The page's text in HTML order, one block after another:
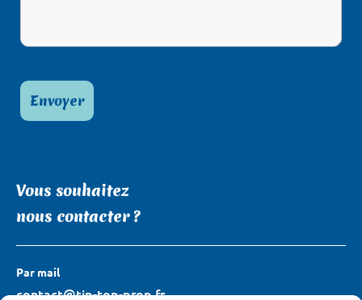
Vous souhaitez
nous contacter ?
Par mail
contact@tip-top-prop.fr